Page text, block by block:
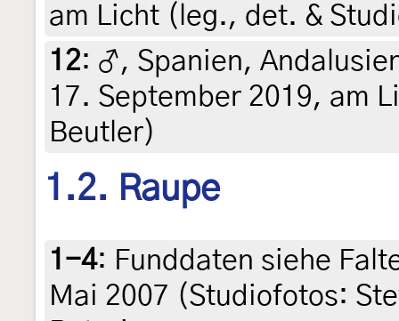
am Licht (leg., det. &
12: ♂, Spanien,
17. September 2019, am
Beutler)
1.2. Raupe
1-4: Funddaten siehe
Mai 2007 (Studiofotos: